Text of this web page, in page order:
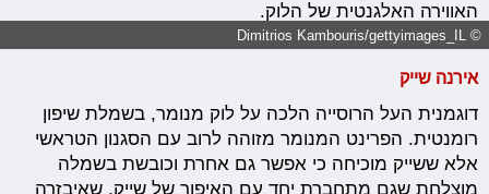
האווירה האלגנטית של הלוק.
© Dimitrios Kambouris/gettyimages_IL
אירנה שייק
דוגמנית העל הרוסייה הלכה על לוק מנומר, בשמלת שיפון
רומנטית. הפרינט המנומר מזוהה לרוב עם הסגנון הטראשי
אלא ששייק מוכיחה כי אפשר גם אחרת וכובשת בשמלה
מוצלחת שגם מתחברת יחד עם האיפור של שייק, שאיבזרה